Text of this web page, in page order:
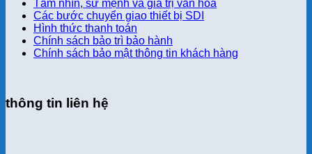
Tầm nhìn, sứ mệnh và giá trị văn hóa
Các bước chuyển giao thiết bị SDI
Hình thức thanh toán
Chính sách bảo trì bảo hành
Chính sách bảo mật thông tin khách hàng
thông tin liên hệ